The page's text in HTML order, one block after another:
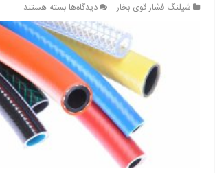
شیلنگ فشار قوی بخار دیدگاه‌هابرای
فروش
شیلنگ
فشار
قوی
بخار
بسته هستند